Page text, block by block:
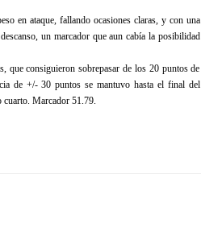
en ataque, fallando ocasiones claras, y con una
un marcador que aun cabía la posibilidad
que consiguieron sobrepasar de los 20 puntos de
de +/- 30 puntos se mantuvo hasta el final del
cuarto. Marcador 51.79.